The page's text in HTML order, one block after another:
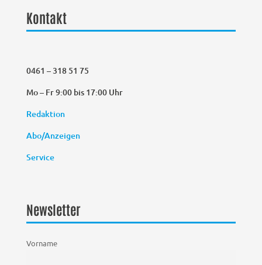
Kontakt
0461 – 318 51 75
Mo – Fr 9:00 bis 17:00 Uhr
Redaktion
Abo/Anzeigen
Service
Newsletter
Vorname